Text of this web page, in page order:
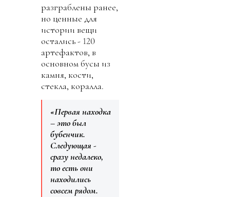
разграблены ранее,
но ценные для
истории вещи
остались - 120
артефактов, в
основном бусы из
камня, кости,
стекла, коралла.
«Первая находка
– это был
бубенчик.
Следующая -
сразу недалеко,
то есть они
находились
совсем рядом.